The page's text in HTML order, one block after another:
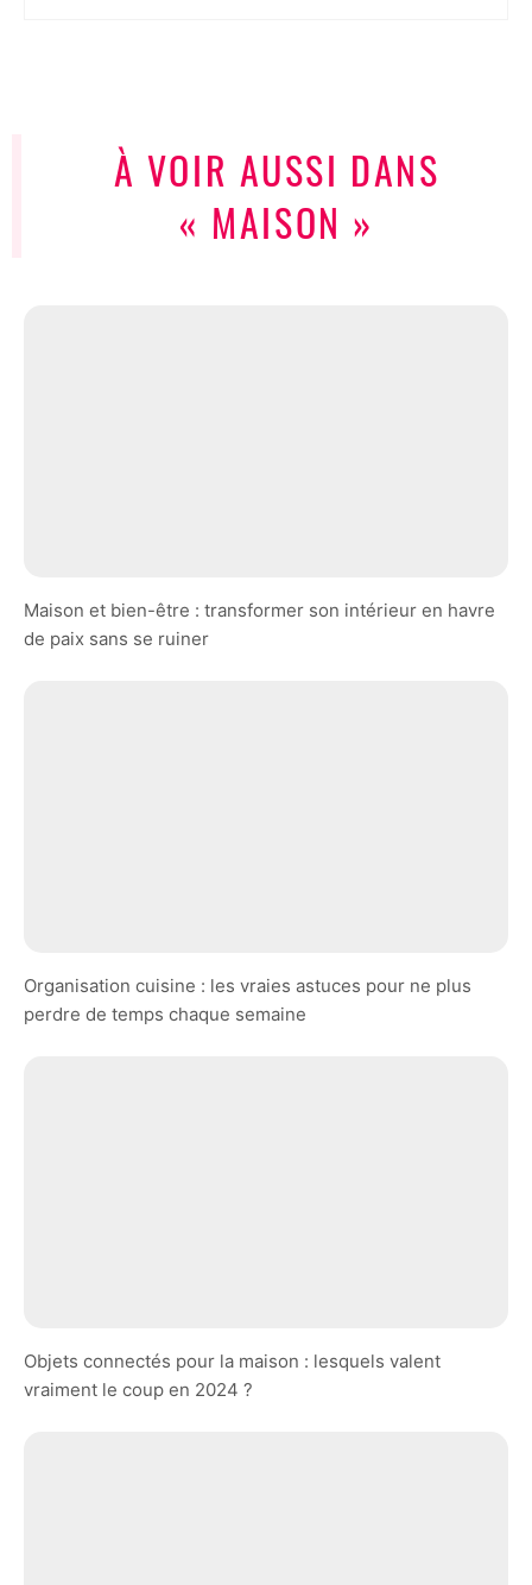
À VOIR AUSSI DANS
« MAISON »
Maison et bien-être : transformer son intérieur en havre
de paix sans se ruiner
Organisation cuisine : les vraies astuces pour ne plus
perdre de temps chaque semaine
Objets connectés pour la maison : lesquels valent
vraiment le coup en 2024 ?